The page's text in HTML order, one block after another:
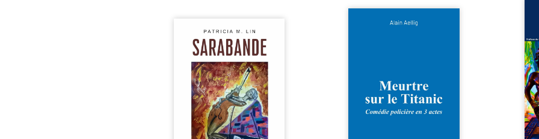
Aux chants crépitants de l’été,
Sous le silence ouaté de la
neige en hiver, Au cours de
nuits pâles, Dans la clarté
bienveillante de la lune, Rêves,
pensées, révoltes et espoirs…
Des mots s’assemblent, colorés,
rebelles aux règles de la
poésie, mais chantant en
rythme. Ils forment une
sarabande, passionnée souvent,
Et si le naufrage n’avait pas
les profondeurs de l’Atlantique.
Sept décennies plus tard, la
découverte de l’épave fait
resurgir un secret que l’on
La
de
qui